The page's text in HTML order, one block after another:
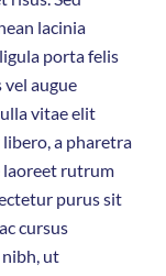
lacinia
porta felis
vel augue
vitae elit
a pharetra
laoreet rutrum
purus sit
cursus
ut